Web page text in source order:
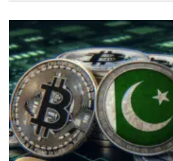
| Ngày 02 Tháng 12 năm
sang Arbitrum13:00 | Ngày 02